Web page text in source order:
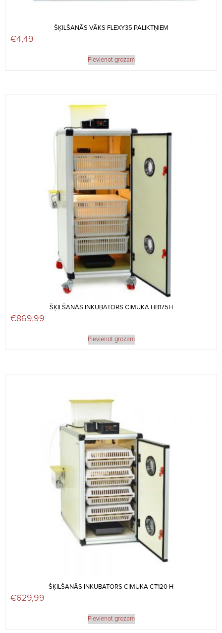
ŠĶILŠANĀS VĀKS FLEXY35 PALIKTŅIEM
€4,49
Pievienot grozam
ŠĶILŠANĀS INKUBATORS CIMUKA HB175H
€869,99
Pievienot grozam
ŠĶILŠANĀS INKUBATORS CIMUKA CT120 H
€629,99
Pievienot grozam